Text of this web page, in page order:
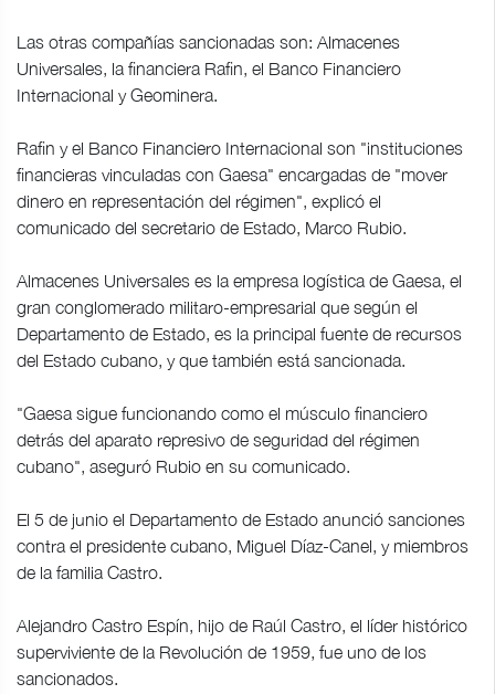
Las otras compañías sancionadas son: Almacenes
Universales, la financiera Rafin, el Banco Financiero
Internacional y Geominera.
Rafin y el Banco Financiero Internacional son "instituciones
financieras vinculadas con Gaesa" encargadas de "mover
dinero en representación del régimen", explicó el
comunicado del secretario de Estado, Marco Rubio.
Almacenes Universales es la empresa logística de Gaesa, el
gran conglomerado militaro-empresarial que según el
Departamento de Estado, es la principal fuente de recursos
del Estado cubano, y que también está sancionada.
"Gaesa sigue funcionando como el músculo financiero
detrás del aparato represivo de seguridad del régimen
cubano", aseguró Rubio en su comunicado.
El 5 de junio el Departamento de Estado anunció sanciones
contra el presidente cubano, Miguel Díaz-Canel, y miembros
de la familia Castro.
Alejandro Castro Espín, hijo de Raúl Castro, el líder histórico
superviviente de la Revolución de 1959, fue uno de los
sancionados.